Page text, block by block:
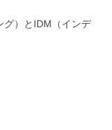
グ）とIDM（インデ